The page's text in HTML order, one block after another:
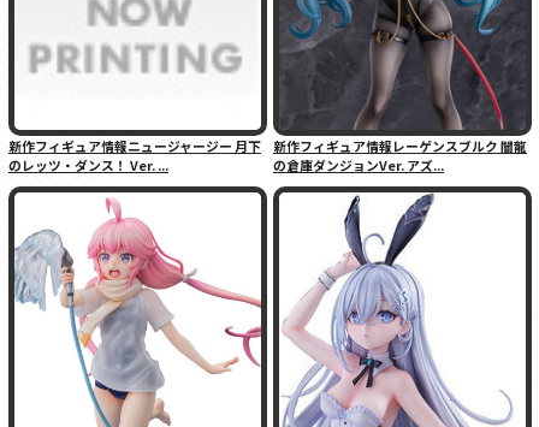
新作フィギュア情報ニュージャージー 月下
のレッツ・ダンス！ Ver. ...
新作フィギュア情報レーゲンスブルク 闇龍
の倉庫ダンジョンVer. アズ...